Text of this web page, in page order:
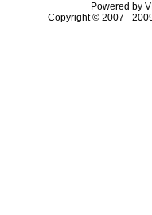
Powered by
Copyright © 2007 -